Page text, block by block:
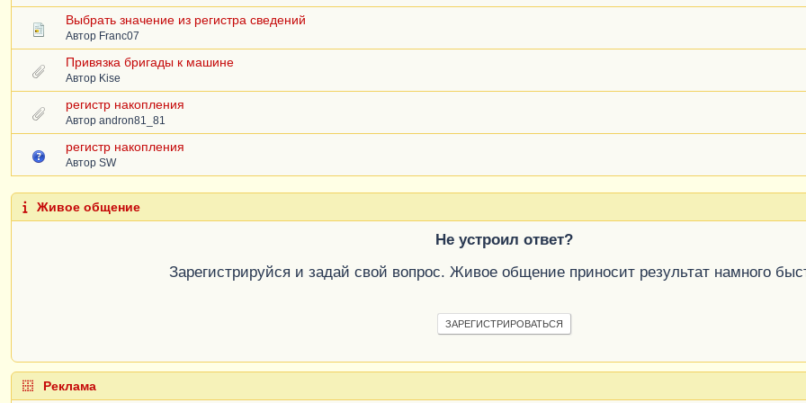
Выбрать значение из регистра сведений
Автор Franc07
Привязка бригады к машине
Автор Kise
регистр накопления
Автор andron81_81
регистр накопления
Автор SW
Живое общение
Не устроил ответ?
Зарегистрируйся и задай свой вопрос. Живое общение приносит результат намного
ЗАРЕГИСТРИРОВАТЬСЯ
Реклама